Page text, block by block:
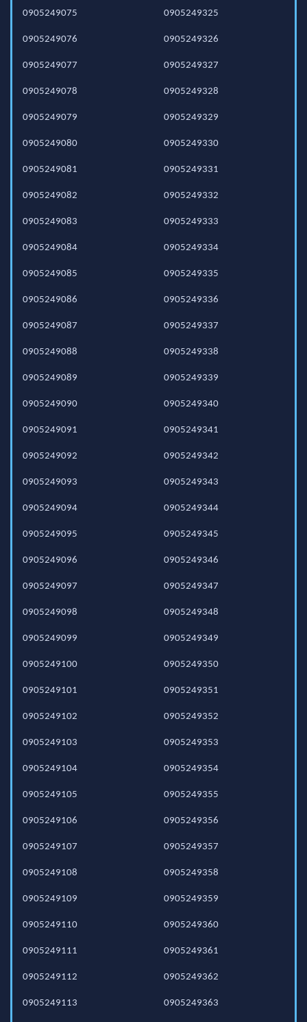
0905249075
0905249076
0905249077
0905249078
0905249079
0905249080
0905249081
0905249082
0905249083
0905249084
0905249085
0905249086
0905249087
0905249088
0905249089
0905249090
0905249091
0905249092
0905249093
0905249094
0905249095
0905249096
0905249097
0905249098
0905249099
0905249100
0905249101
0905249102
0905249103
0905249104
0905249105
0905249106
0905249107
0905249108
0905249109
0905249110
0905249111
0905249112
0905249113
0905249325
0905249326
0905249327
0905249328
0905249329
0905249330
0905249331
0905249332
0905249333
0905249334
0905249335
0905249336
0905249337
0905249338
0905249339
0905249340
0905249341
0905249342
0905249343
0905249344
0905249345
0905249346
0905249347
0905249348
0905249349
0905249350
0905249351
0905249352
0905249353
0905249354
0905249355
0905249356
0905249357
0905249358
0905249359
0905249360
0905249361
0905249362
0905249363